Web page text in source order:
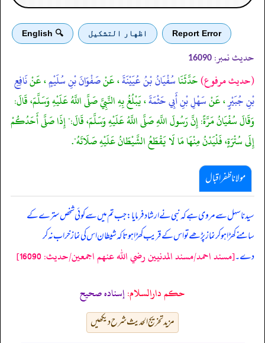
Report Error اظهار التشكيل 🔍 English
حدیث نمبر: 16090
(حديث مرفوع)حَدَّثَنَاسُفْيَانُ بْنُ عُيَيْنَةَ، عَنْصَفْوَانَ بْنِ سُلَيْمٍ، عَنْنَافِعِ
بْنِ جُبَيْرٍ، عَنْسَهْلِ بْنِ أَبِي حَثْمَةَ، يَبْلُغُ بِهِ النَّبِيَّ صَلَّى اللَّهُ عَلَيْهِ وَسَلَّمَ، قَالَ:
وَقَالَ سُفْيَانُ مَرَّةً: إِنَّ رَسُولَ اللَّهِ صَلَّى اللَّهُ عَلَيْهِ وَسَلَّمَ، قَالَ:" إِذَا صَلَّى أَحَدُكُمْ
إِلَى سُتْرَةٍ، فَلْيَدْنُ مِنْهَا مَا لَا يَقْطَعُ الشَّيْطَانُ عَلَيْهِ صَلَاتَهُ".
مولانا ظفر اقبال
سیدنا سہل سے مروی ہے کہ نبی نے ارشاد فرمایا: جب تم میں سے کوئی شخص سترے کے
سامنے کھڑا ہو کر نماز پڑھے تو اس کے قریب کھڑا ہوتا کہ شیطان اس کی نماز خراب نہ کر
دے۔[مسند احمد/مسند المدنيين رضي الله عنهم اجمعين/حدیث: 16090]
حکم دارالسلام:إسناده صحيح
مزید تخریج الحدیث شرح دیکھیں